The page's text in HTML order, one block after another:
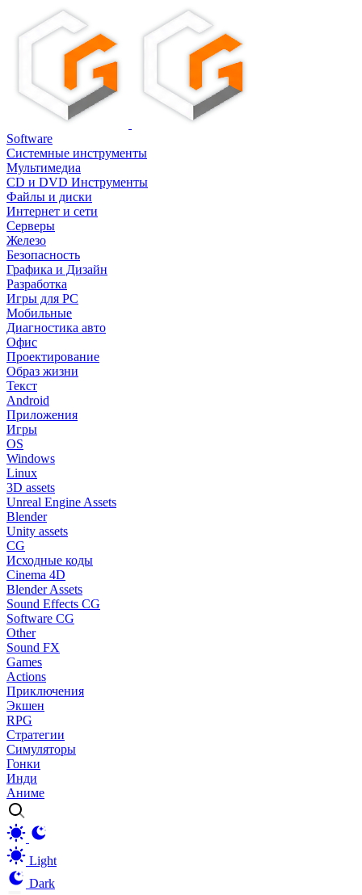
Software
Системные инструменты
Мультимедиа
CD и DVD Инструменты
Файлы и диски
Интернет и сети
Серверы
Железо
Безопасность
Графика и Дизайн
Разработка
Игры для PC
Мобильные
Диагностика авто
Офис
Проектирование
Образ жизни
Текст
Android
Приложения
Игры
OS
Windows
Linux
3D assets
Unreal Engine Assets
Blender
Unity assets
CG
Исходные коды
Cinema 4D
Blender Assets
Sound Effects CG
Software CG
Other
Sound FX
Games
Actions
Приключения
Экшен
RPG
Стратегии
Симуляторы
Гонки
Инди
Аниме
Light
Dark